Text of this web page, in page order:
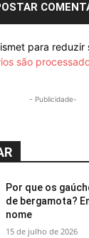
para reduzir
são
- Publicidade-
Por que os
de bergamota?
nome
15 de julho de 2026